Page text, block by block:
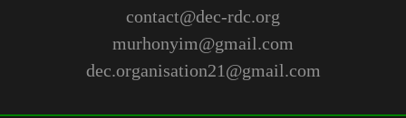
contact@dec-rdc.org
murhonyim@gmail.com
dec.organisation21@gmail.com